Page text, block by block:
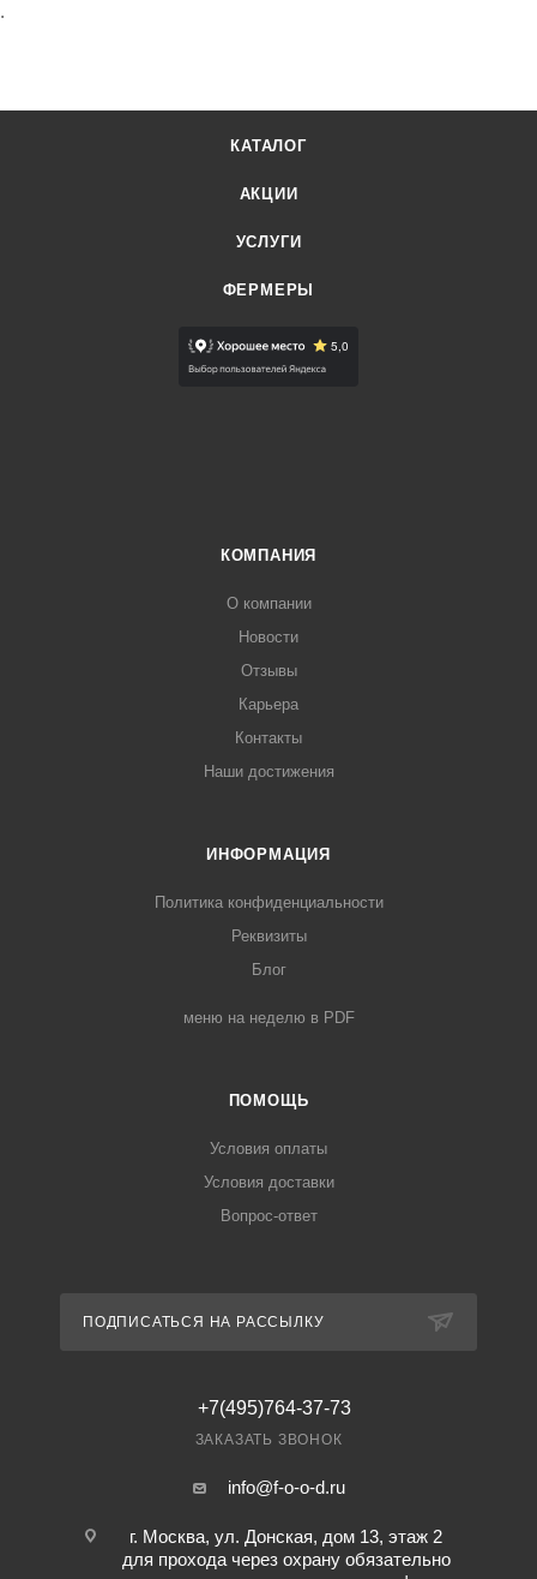
.
КАТАЛОГ
АКЦИИ
УСЛУГИ
ФЕРМЕРЫ
КОМПАНИЯ
О компании
Новости
Отзывы
Карьера
Контакты
Наши достижения
ИНФОРМАЦИЯ
Политика конфиденциальности
Реквизиты
Блог
меню на неделю в PDF
ПОМОЩЬ
Условия оплаты
Условия доставки
Вопрос-ответ
ПОДПИСАТЬСЯ НА РАССЫЛКУ
+7(495)764-37-73
ЗАКАЗАТЬ ЗВОНОК
info@f-o-o-d.ru
г. Москва, ул. Донская, дом 13, этаж 2
для прохода через охрану обязательно